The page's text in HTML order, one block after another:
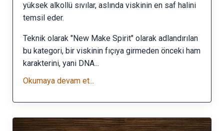
yüksek alkollü sıvılar, aslında viskinin en saf halini
temsil eder.
Teknik olarak "New Make Spirit" olarak adlandırılan
bu kategori, bir viskinin fıçıya girmeden önceki ham
karakterini, yani DNA...
Okumaya devam et...